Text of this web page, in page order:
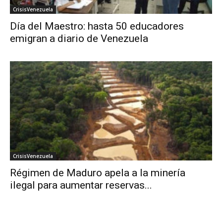
CrisisVenezuela
Día del Maestro: hasta 50 educadores
emigran a diario de Venezuela
CrisisVenezuela
Régimen de Maduro apela a la minería
ilegal para aumentar reservas...